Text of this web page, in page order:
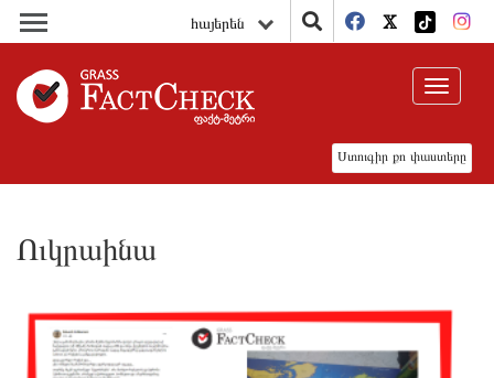
հայերեն
Ստուգիր քո փաստերը
Toggle
Ուկրաինա